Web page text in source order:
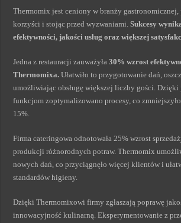
Thermomix jest ceniony w branży gastronomicznej,
korzyści i stojąc przed wyzwaniami.Sukcesy
efektywności, jakości usług oraz większej
Jedna z restauracji zauważyła30% wzrost
Thermomixa. Ułatwiło to przygotowanie dań,
umożliwiając obsługę większej liczby gości.
funkcjom zoptymalizowano procesy, co
15%.
Firma cateringowa odnotowała 25% wzrost
produkcji różnorodnych potraw. Thermomix
nowych dań, co przyciągnęło więcej klientów i
standardów higieny.
Dzięki Thermomixowi firmy zgłaszają poprawę
innowacyjność kulinarną. Eksperymentowanie z